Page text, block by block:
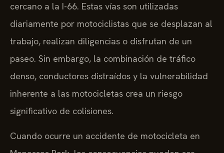
cercano a la I-66. Estas vías son utilizadas
diariamente por motociclistas que se desplazan al
trabajo, realizan diligencias o disfrutan de un
paseo. Sin embargo, la combinación de tráfico
denso, conductores distraídos y la vulnerabilidad
inherente a las motocicletas crea un riesgo
significativo de colisiones.
Cuando ocurre un accidente de motocicleta en